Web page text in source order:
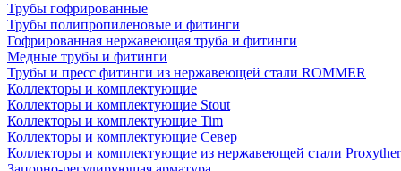
Трубы гофрированные
Трубы полипропиленовые и фитинги
Гофрированная нержавеющая труба и фитинги
Медные трубы и фитинги
Трубы и пресс фитинги из нержавеющей стали ROMMER
Коллекторы и комплектующие
Коллекторы и комплектующие Stout
Коллекторы и комплектующие Tim
Коллекторы и комплектующие Север
Коллекторы и комплектующие из нержавеющей стали